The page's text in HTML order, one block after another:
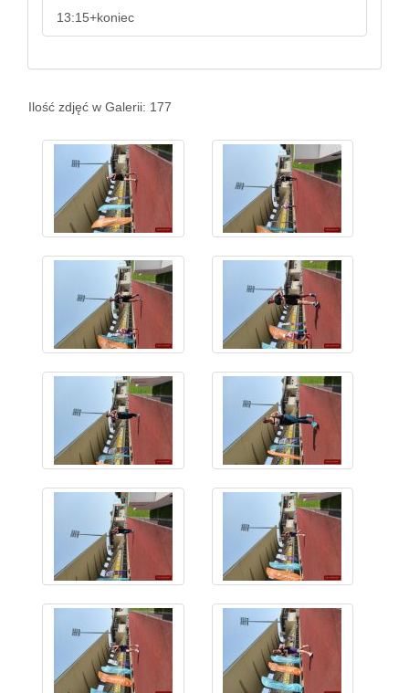
13:15+koniec
Ilość zdjęć w Galerii: 177